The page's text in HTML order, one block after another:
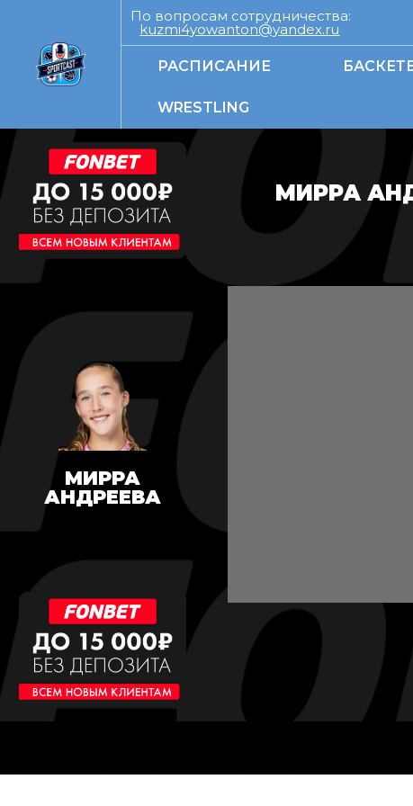
По вопросам сотрудничества:
kuzmi4yowanton@yandex.ru
РАСПИСАНИЕ
WRESTLING
МИРРА
АНДРЕЕВА
МИРРА